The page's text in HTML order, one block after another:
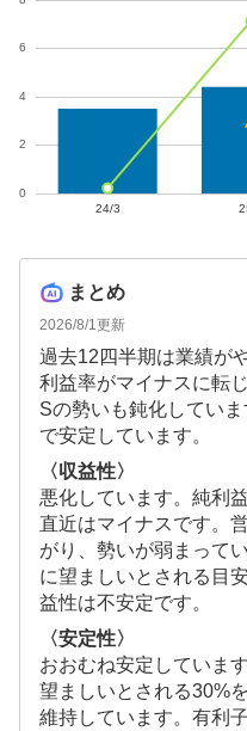
まとめ
2026/8/1更新
過去12四半期は業績が
利益率がマイナスに転
Sの勢いも鈍化してい
で安定しています。
〈収益性〉
悪化しています。純利
直近はマイナスです。
がり、勢いが弱まって
に望ましいとされる目
益性は不安定です。
〈安定性〉
おおむね安定していま
望ましいとされる30%
維持しています。有利